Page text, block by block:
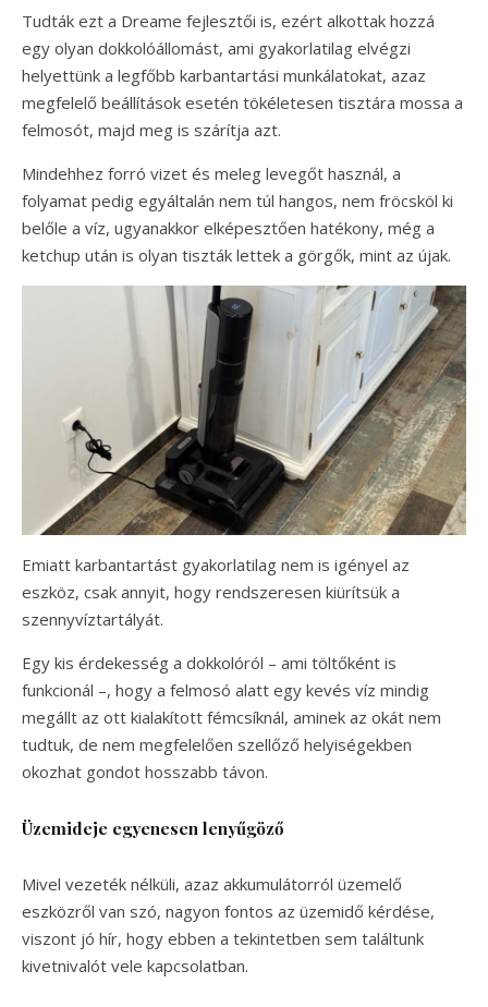
Tudták ezt a Dreame fejlesztői is, ezért alkottak hozzá
egy olyan dokkolóállomást, ami gyakorlatilag elvégzi
helyettünk a legfőbb karbantartási munkálatokat, azaz
megfelelő beállítások esetén tökéletesen tisztára mossa a
felmosót, majd meg is szárítja azt.
Mindehhez forró vizet és meleg levegőt használ, a
folyamat pedig egyáltalán nem túl hangos, nem fröcsköl ki
belőle a víz, ugyanakkor elképesztően hatékony, még a
ketchup után is olyan tiszták lettek a görgők, mint az újak.
Emiatt karbantartást gyakorlatilag nem is igényel az
eszköz, csak annyit, hogy rendszeresen kiürítsük a
szennyvíztartályát.
Egy kis érdekesség a dokkolóról – ami töltőként is
funkcionál –, hogy a felmosó alatt egy kevés víz mindig
megállt az ott kialakított fémcsíknál, aminek az okát nem
tudtuk, de nem megfelelően szellőző helyiségekben
okozhat gondot hosszabb távon.
Üzemideje egyenesen lenyűgöző
Mivel vezeték nélküli, azaz akkumulátorról üzemelő
eszközről van szó, nagyon fontos az üzemidő kérdése,
viszont jó hír, hogy ebben a tekintetben sem találtunk
kivetnivalót vele kapcsolatban.